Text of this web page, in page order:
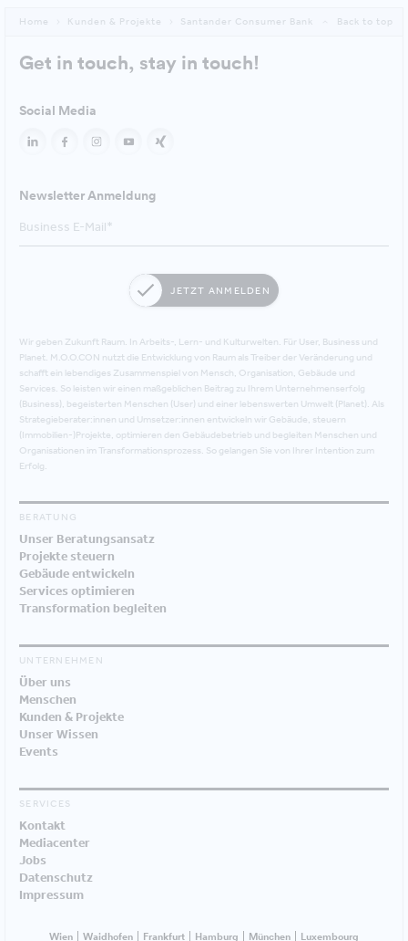
Home Kunden & Projekte Santander Consumer Bank Back to top
Get in touch, stay in touch!
Social Media
Newsletter Anmeldung
JETZT ANMELDEN
Wir geben Zukunft Raum. In Arbeits-, Lern- und Kulturwelten. Für User, Business und
Planet. M.O.O.CON nutzt die Entwicklung von Raum als Treiber der Veränderung und
schafft ein lebendiges Zusammenspiel von Mensch, Organisation, Gebäude und
Services. So leisten wir einen maßgeblichen Beitrag zu Ihrem Unternehmenserfolg
(Business), begeisterten Menschen (User) und einer lebenswerten Umwelt (Planet). Als
Strategieberater:innen und Umsetzer:innen entwickeln wir Gebäude, steuern
(Immobilien-)Projekte, optimieren den Gebäudebetrieb und begleiten Menschen und
Organisationen im Transformationsprozess. So gelangen Sie von Ihrer Intention zum
Erfolg.
BERATUNG
Unser Beratungsansatz
Projekte steuern
Gebäude entwickeln
Services optimieren
Transformation begleiten
UNTERNEHMEN
Über uns
Menschen
Kunden & Projekte
Unser Wissen
Events
SERVICES
Kontakt
Mediacenter
Jobs
Datenschutz
Impressum
Wien Waidhofen Frankfurt Hamburg München Luxembourg